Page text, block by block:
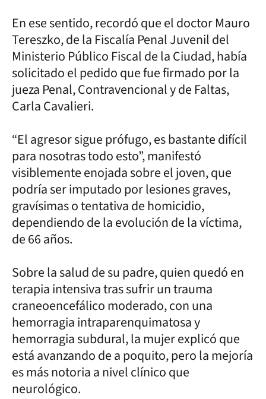
En ese sentido, recordó que el doctor Mauro
Tereszko, de la Fiscalía Penal Juvenil del
Ministerio Público Fiscal de la Ciudad, había
solicitado el pedido que fue firmado por la
jueza Penal, Contravencional y de Faltas,
Carla Cavalieri.
“El agresor sigue prófugo, es bastante difícil
para nosotras todo esto”, manifestó
visiblemente enojada sobre el joven, que
podría ser imputado por lesiones graves,
gravísimas o tentativa de homicidio,
dependiendo de la evolución de la víctima,
de 66 años.
Sobre la salud de su padre, quien quedó en
terapia intensiva tras sufrir un trauma
craneoencefálico moderado, con una
hemorragia intraparenquimatosa y
hemorragia subdural, la mujer explicó que
está avanzando de a poquito, pero la mejoría
es más notoria a nivel clínico que
neurológico.